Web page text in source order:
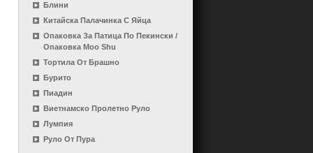
Блини
Китайска Палачинка С Яйца
Опаковка За Патица По Пекински /
Опаковка Moo Shu
Тортила От Брашно
Бурито
Пиадин
Виетнамско Пролетно Руло
Лумпия
Руло От Пура